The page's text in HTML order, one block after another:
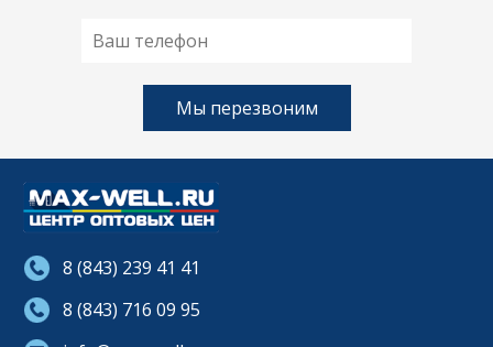
8 (843) 239 41 41
8 (843) 716 09 95